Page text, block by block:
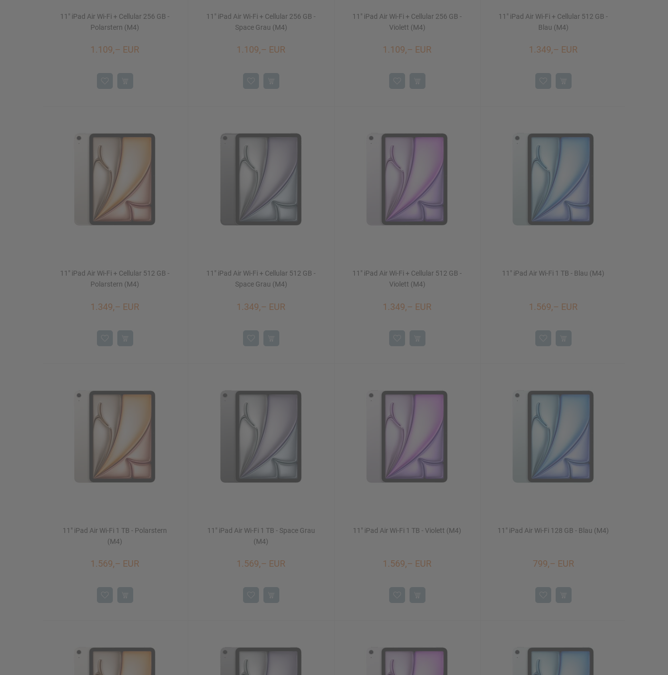
11" iPad Air Wi-Fi + Cellular 256 GB -
Polarstern (M4)
1.109,– EUR
11" iPad Air Wi-Fi + Cellular 256 GB -
Space Grau (M4)
1.109,– EUR
11" iPad Air Wi-Fi + Cellular 256 GB -
Violett (M4)
1.109,– EUR
11" iPad Air Wi-Fi + Cellular 512 GB -
Blau (M4)
1.349,– EUR
11" iPad Air Wi-Fi + Cellular 512 GB -
Polarstern (M4)
1.349,– EUR
11" iPad Air Wi-Fi + Cellular 512 GB -
Space Grau (M4)
1.349,– EUR
11" iPad Air Wi-Fi + Cellular 512 GB -
Violett (M4)
1.349,– EUR
11" iPad Air Wi-Fi 1 TB - Blau (M4)
1.569,– EUR
11" iPad Air Wi-Fi 1 TB - Polarstern
(M4)
1.569,– EUR
11" iPad Air Wi-Fi 1 TB - Space Grau
(M4)
1.569,– EUR
11" iPad Air Wi-Fi 1 TB - Violett (M4)
1.569,– EUR
11" iPad Air Wi-Fi 128 GB - Blau (M4)
799,– EUR